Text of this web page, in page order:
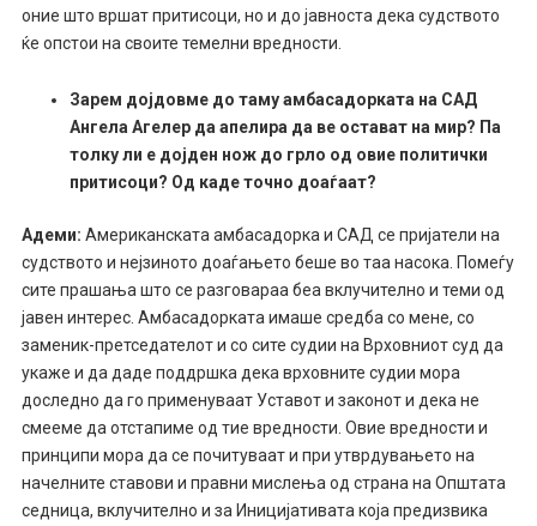
оние што вршат притисоци, но и до јавноста дека судството
ќе опстои на своите темелни вредности.
Зарем дојдовме до таму амбасадорката на САД
Ангела Агелер да апелира да ве остават на мир? Па
толку ли е дојден нож до грло од овие политички
притисоци? Од каде точно доаѓаат?
Адеми: Американската амбасадорка и САД се пријатели на
судството и нејзиното доаѓањето беше во таа насока. Помеѓу
сите прашања што се разговараа беа вклучително и теми од
јавен интерес. Амбасадорката имаше средба со мене, со
заменик-претседателот и со сите судии на Врховниот суд да
укаже и да даде поддршка дека врховните судии мора
доследно да го применуваат Уставот и законот и дека не
смееме да отстапиме од тие вредности. Овие вредности и
принципи мора да се почитуваат и при утврдувањето на
начелните ставови и правни мислења од страна на Општата
седница, вклучително и за Иницијативата која предизвика